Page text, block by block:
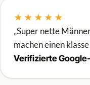
★★★★★
„Super nette
machen einen
Verifizierte